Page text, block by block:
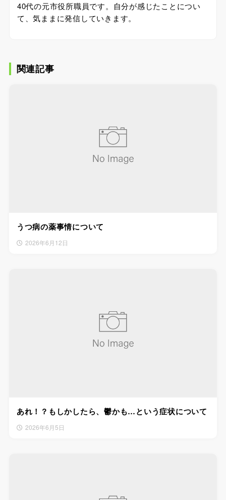
40代の元市役所職員です。自分が感じたことについ
て、気ままに発信していきます。
関連記事
うつ病の薬事情について
2026年6月12日
あれ！？もしかしたら、鬱かも…という症状について
2026年6月5日